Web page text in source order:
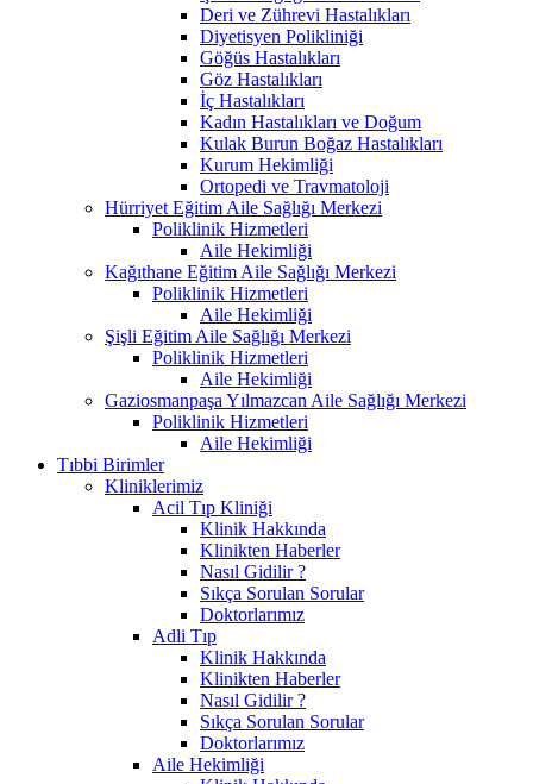
Deri ve Zührevi Hastalıkları
Diyetisyen Polikliniği
Göğüs Hastalıkları
Göz Hastalıkları
İç Hastalıkları
Kadın Hastalıkları ve Doğum
Kulak Burun Boğaz Hastalıkları
Kurum Hekimliği
Ortopedi ve Travmatoloji
Hürriyet Eğitim Aile Sağlığı Merkezi
Poliklinik Hizmetleri
Aile Hekimliği
Kağıthane Eğitim Aile Sağlığı Merkezi
Poliklinik Hizmetleri
Aile Hekimliği
Şişli Eğitim Aile Sağlığı Merkezi
Poliklinik Hizmetleri
Aile Hekimliği
Gaziosmanpaşa Yılmazcan Aile Sağlığı Merkezi
Poliklinik Hizmetleri
Aile Hekimliği
Tıbbi Birimler
Kliniklerimiz
Acil Tıp Kliniği
Klinik Hakkında
Klinikten Haberler
Nasıl Gidilir ?
Sıkça Sorulan Sorular
Doktorlarımız
Adli Tıp
Klinik Hakkında
Klinikten Haberler
Nasıl Gidilir ?
Sıkça Sorulan Sorular
Doktorlarımız
Aile Hekimliği